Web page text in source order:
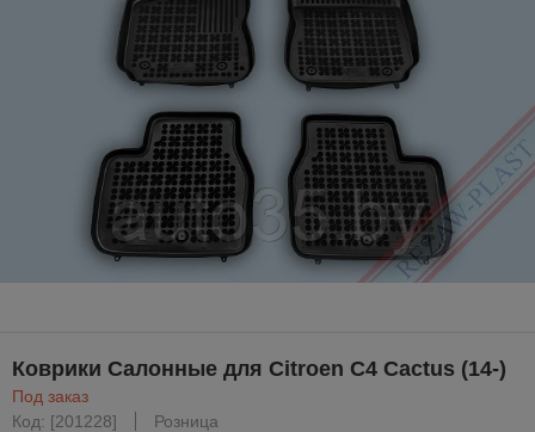
Коврики Салонные для Citroen C4 Cactus (14-)
Под заказ
Код: [201228]
Розница